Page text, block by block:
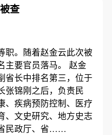
查
职。随着赵金云此次被
主要官员落马。 赵金
省长中排名第三，位于
张锦刚之后，负责民
、疾病预防控制、医疗
、文史研究、地方史志
民政厅、省……